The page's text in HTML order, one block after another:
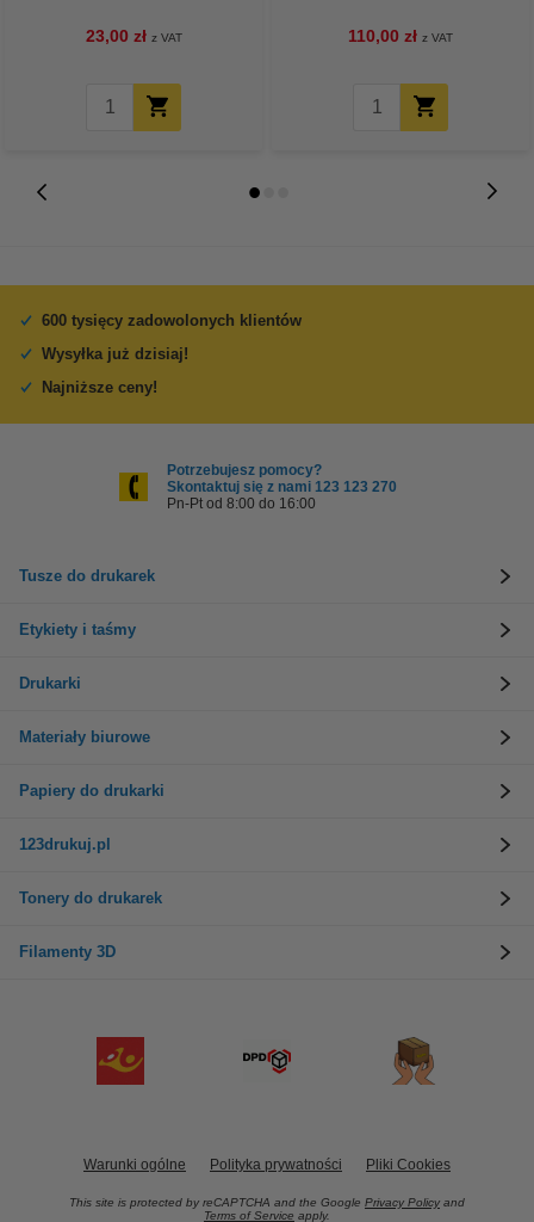
23,00 zł z VAT 110,00 zł z VAT
600 tysięcy zadowolonych klientów
Wysyłka już dzisiaj!
Najniższe ceny!
Potrzebujesz pomocy?
Skontaktuj się z nami 123 123 270
Pn-Pt od 8:00 do 16:00
Tusze do drukarek
Etykiety i taśmy
Drukarki
Materiały biurowe
Papiery do drukarki
123drukuj.pl
Tonery do drukarek
Filamenty 3D
Warunki ogólne Polityka prywatności Pliki Cookies
This site is protected by reCAPTCHA and the Google Privacy Policy and
Terms of Service apply.